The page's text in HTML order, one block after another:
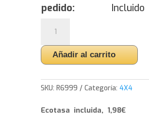
pedido:
Incluido
BluEarth*Winter
V906
SUV
275/45/20
110
cantidad
Añadir al carrito
SKU:R6999 Categoría:4X4
Ecotasa incluida, 1,98€